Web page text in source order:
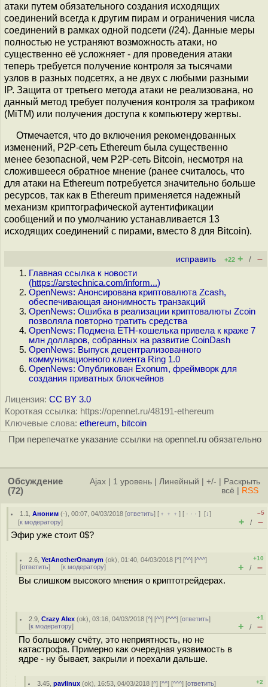
атаки путем обязательного создания исходящих
соединений всегда к другим пирам и ограничения числа
соединений в рамках одной подсети (/24). Данные меры
полностью не устраняют возможность атаки, но
существенно её усложняет - для проведения атаки
теперь требуется получение контроля за тысячами
узлов в разных подсетях, а не двух с любыми разными
IP. Защита от третьего метода атаки не реализована, но
данный метод требует получения контроля за трафиком
(MiTM) или получения доступа к компьютеру жертвы.
Отмечается, что до включения рекомендованных
изменений, P2P-сеть Ethereum была существенно
менее безопасной, чем P2P-сеть Bitcoin, несмотря на
сложившееся обратное мнение (ранее считалось, что
для атаки на Ethereum потребуется значительно больше
ресурсов, так как в Ethereum применяется надежный
механизм криптографической аутентификации
сообщений и по умолчанию устанавливается 13
исходящих соединений с пирами, вместо 8 для Bitcoin).
исправить +22 + / –
Главная ссылка к новости
(https://arstechnica.com/inform...)
OpenNews: Анонсирована криптовалюта Zcash,
обеспечивающая анонимность транзакций
OpenNews: Ошибка в реализации криптовалюты Zcoin
позволяла повторно тратить средства
OpenNews: Подмена ETH-кошелька привела к краже 7
млн долларов, собранных на развитие CoinDash
OpenNews: Выпуск децентрализованного
коммуникационного клиента Ring 1.0
OpenNews: Опубликован Exonum, фреймворк для
создания приватных блокчейнов
Лицензия: CC BY 3.0
Короткая ссылка: https://opennet.ru/48191-ethereum
Ключевые слова: ethereum, bitcoin
При перепечатке указание ссылки на opennet.ru обязательно
Обсуждение
(72)
Ajax 1 уровень Линейный +/-
Раскрыть
всё
RSS
1.1 ,Аноним (-), 00:07, 04/03/2018 [ответить] [ ﹢﹢﹢] [ · · ·][↓]
[к модератору]
–5
+ / –
Эфир уже стоит 0$?
2.6 ,YetAnotherOnanym (ok), 01:40, 04/03/2018 [^] [^^] [^^^]
[ответить] [к модератору]
+10
+ / –
Вы слишком высокого мнения о криптотрейдерах.
2.9 ,Crazy Alex (ok), 03:16, 04/03/2018 [^] [^^] [^^^] [ответить]
[к модератору]
+1
+ / –
По большому счёту, это неприятность, но не
катастрофа. Примерно как очередная уязвимость в
ядре - ну бывает, закрыли и поехали дальше.
3.45 ,pavlinux (ok), 16:53, 04/03/2018 [^] [^^] [^^^] [ответить] +2